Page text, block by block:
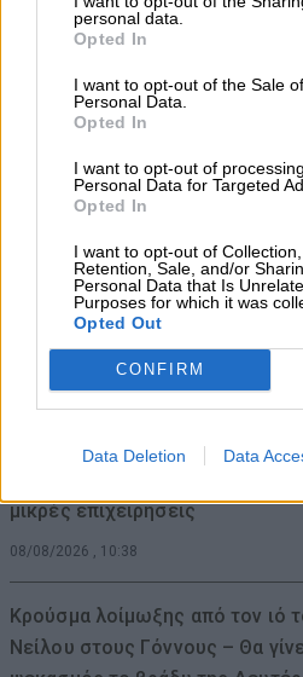
personal data.
Opted In
I want to opt-out of the Sale
Personal Data.
Opted In
I want to opt-out of
Personal Data for Targeted
Opted In
I want to opt-out of Collection,
Retention, Sale, and/or
Personal Data that Is
Purposes for which it was
Opted Out
CONFIRM
Data Deletion Data
Χρ. Καπετάνος: «Ένα αίτημα 25
γίνεται πράξη. Εξασφαλίστηκε η
χρηματοδότηση 1,2 εκατ. € για το
08/08/2026 , 10:53
«Πόσα θέλεις για το κορίτσι;»:
στην Κρήτη ζητά… τιμή για να
σε ανήλικη, τι καταγγέλλει ο
επιχείρησης
ΣΥΦΩΕΛ: Χάθηκαν 153,74 εκατ. €
μικρές επιχειρήσεις
08/08/2026 , 10:38
Κρούσμα λοίμωξης από τον ιό
Νείλου στους Γόννους – Θα